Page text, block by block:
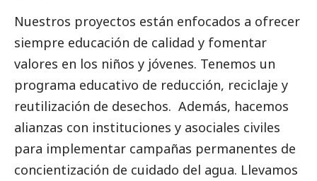
Nuestros proyectos están enfocados a ofrecer
siempre educación de calidad y fomentar
valores en los niños y jóvenes. Tenemos un
programa educativo de reducción, reciclaje y
reutilización de desechos. Además, hacemos
alianzas con instituciones y asociales civiles
para implementar campañas permanentes de
concientización de cuidado del agua. Llevamos